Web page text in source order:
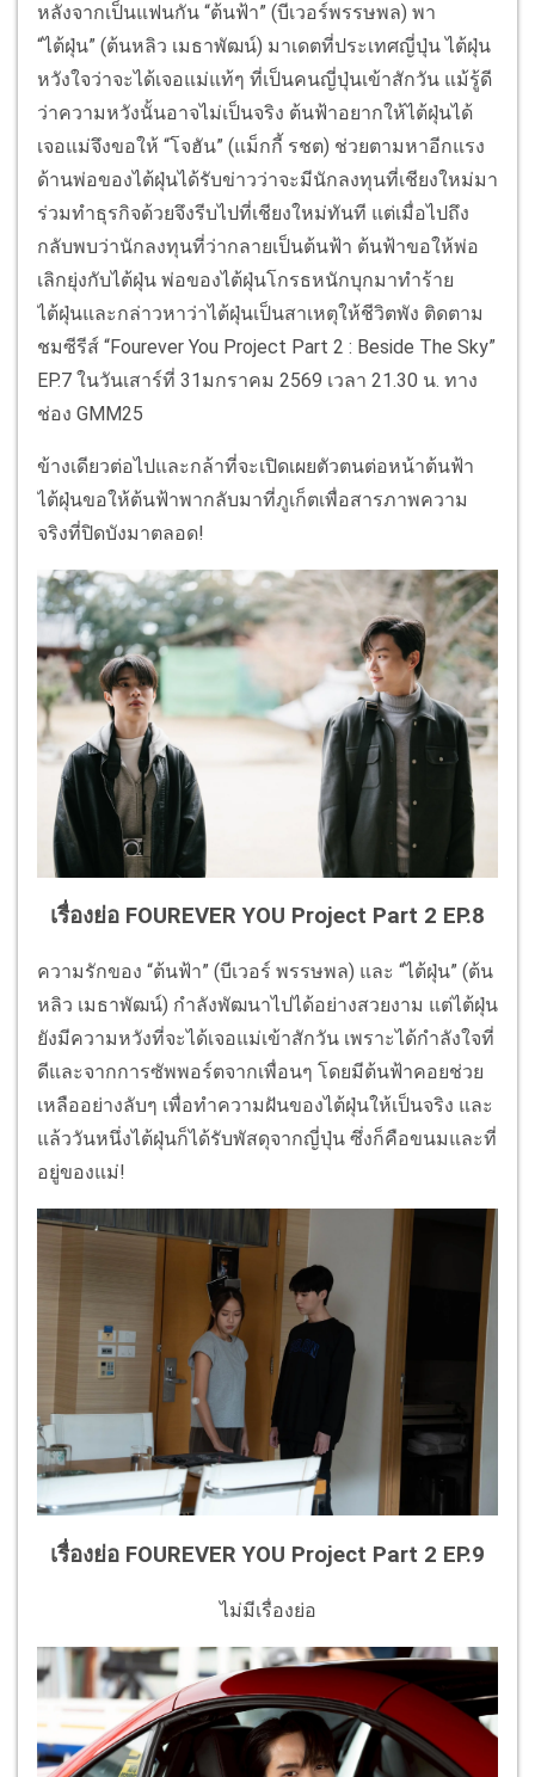
หลังจากเป็นแฟนกัน “ต้นฟ้า” (บีเวอร์พรรษพล) พา
“ไต้ฝุ่น” (ต้นหลิว เมธาพัฒน์) มาเดตที่ประเทศญี่ปุ่น ไต้ฝุ่น
หวังใจว่าจะได้เจอแม่แท้ๆ ที่เป็นคนญี่ปุ่นเข้าสักวัน แม้รู้ดี
ว่าความหวังนั้นอาจไม่เป็นจริง ต้นฟ้าอยากให้ไต้ฝุ่นได้
เจอแม่จึงขอให้ “โจฮัน” (แม็กกี้ รชต) ช่วยตามหาอีกแรง
ด้านพ่อของไต้ฝุ่นได้รับข่าวว่าจะมีนักลงทุนที่เชียงใหม่มา
ร่วมทำธุรกิจด้วยจึงรีบไปที่เชียงใหม่ทันที แต่เมื่อไปถึง
กลับพบว่านักลงทุนที่ว่ากลายเป็นต้นฟ้า ต้นฟ้าขอให้พ่อ
เลิกยุ่งกับไต้ฝุ่น พ่อของไต้ฝุ่นโกรธหนักบุกมาทำร้าย
ไต้ฝุ่นและกล่าวหาว่าไต้ฝุ่นเป็นสาเหตุให้ชีวิตพัง ติดตาม
ชมซีรีส์ “Fourever You Project Part 2 : Beside The Sky”
EP.7 ในวันเสาร์ที่ 31มกราคม 2569 เวลา 21.30 น. ทาง
ช่อง GMM25
ข้างเดียวต่อไปและกล้าที่จะเปิดเผยตัวตนต่อหน้าต้นฟ้า
ไต้ฝุ่นขอให้ต้นฟ้าพากลับมาที่ภูเก็ตเพื่อสารภาพความ
จริงที่ปิดบังมาตลอด!
เรื่องย่อ FOUREVER YOU Project Part 2 EP.8
ความรักของ “ต้นฟ้า” (บีเวอร์ พรรษพล) และ “ไต้ฝุ่น” (ต้น
หลิว เมธาพัฒน์) กำลังพัฒนาไปได้อย่างสวยงาม แต่ไต้ฝุ่น
ยังมีความหวังที่จะได้เจอแม่เข้าสักวัน เพราะได้กำลังใจที่
ดีและจากการซัพพอร์ตจากเพื่อนๆ โดยมีต้นฟ้าคอยช่วย
เหลืออย่างลับๆ เพื่อทำความฝันของไต้ฝุ่นให้เป็นจริง และ
แล้ววันหนึ่งไต้ฝุ่นก็ได้รับพัสดุจากญี่ปุ่น ซึ่งก็คือขนมและที่
อยู่ของแม่!
เรื่องย่อ FOUREVER YOU Project Part 2 EP.9
ไม่มีเรื่องย่อ